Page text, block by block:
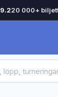
9.220 000+